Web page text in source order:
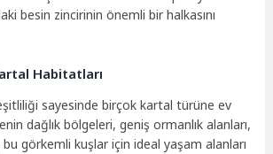
besin zincirinin önemli bir halkasını
Habitatları
sayesinde birçok kartal türüne ev
dağlık bölgeleri, geniş ormanlık alanları,
görkemli kuşlar için ideal yaşam alanları